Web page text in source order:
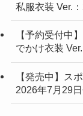
私服衣装 Ver.
【予約受付中
でかけ衣装
【発売中】ス
2026年7月29